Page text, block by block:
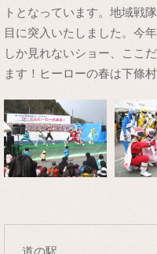
トとなっています。地域戦
目に突入いたしました。今
しか見れないショー、ここ
ます！ヒーローの春は下條
道の駅